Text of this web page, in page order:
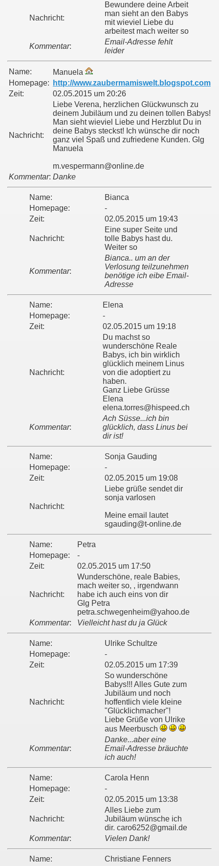
Nachricht:
Bewundere deine Arbeit
man sieht an den Babys
mit wieviel Liebe du
arbeitest mach weiter so
Kommentar:
Email-Adresse fehlt
leider
Name:
Manuela
Homepage:
http://www.zaubermamiswelt.blogspot.com
Zeit:
02.05.2015 um 20:26
Nachricht:
Liebe Verena, herzlichen Glückwunsch zu
deinem Jubiläum und zu deinen tollen Babys!
Man sieht wieviel Liebe und Herzblut Du in
deine Babys steckst! Ich wünsche dir noch
ganz viel Spaß und zufriedene Kunden. Glg
Manuela
m.vespermann@online.de
Kommentar: Danke
Name:
Bianca
Homepage:
-
Zeit:
02.05.2015 um 19:43
Nachricht:
Eine super Seite und
tolle Babys hast du.
Weiter so
Kommentar:
Bianca.. um an der
Verlosung teilzunehmen
benötige ich eibe Email-
Adresse
Name:
Elena
Homepage:
-
Zeit:
02.05.2015 um 19:18
Nachricht:
Du machst so
wunderschöne Reale
Babys, ich bin wirklich
glücklich meinem Linus
von die adoptiert zu
haben.
Ganz Liebe Grüsse
Elena
elena.torres@hispeed.ch
Kommentar:
Ach Süsse...ich bin
glücklich, dass Linus bei
dir ist!
Name:
Sonja Gauding
Homepage:
-
Zeit:
02.05.2015 um 19:08
Nachricht:
Liebe grüße sendet dir
sonja varlosen
Meine email lautet
sgauding@t-online.de
Name:
Petra
Homepage:
-
Zeit:
02.05.2015 um 17:50
Nachricht:
Wunderschöne, reale Babies,
mach weiter so, , irgendwann
habe ich auch eins von dir
Glg Petra
petra.schwegenheim@yahoo.de
Kommentar: Vielleicht hast du ja Glück
Name:
Ulrike Schultze
Homepage:
-
Zeit:
02.05.2015 um 17:39
Nachricht:
So wunderschöne
Babys!!! Alles Gute zum
Jubiläum und noch
hoffentlich viele kleine
"Glücklichmacher"!
Liebe Grüße von Ulrike
aus Meerbusch
Kommentar:
Danke...aber eine
Email-Adresse bräuchte
ich auch!
Name:
Carola Henn
Homepage:
-
Zeit:
02.05.2015 um 13:38
Nachricht:
Alles Liebe zum
Jubiläum wünsche ich
dir. caro6252@gmail.de
Kommentar: Vielen Dank!
Name:
Christiane Fenners